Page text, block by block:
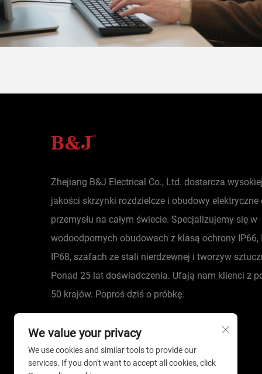
Zhejiang B&J Electrical Co., Ltd. dostarcza
jakości skrzynki rozdzielcze i obudowy elektryczne
przemysłu na całym świecie. Specjalizujemy się w
wodoodpornych obudowach z klasą ochrony IP66,
IP68, szafach ze stali nierdzewnej i tworzyw
Ponad 25 lat doświadczenia. Ufają nam klienci z
50 krajów. Poproś dziś o próbkę.
We value your privacy
We use cookies and similar tools to provide our
services. If you don't want to accept all cookies, click